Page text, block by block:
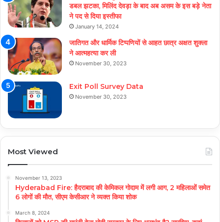
डबल झटका, मिलिंद देवड़ा के बाद अब असम के इस बड़े नेता
ने पद से दिया इस्तीफा
January 14, 2024
जातिगत और धार्मिक टिप्पणियों से आहत छात्र अक्षत शुक्ला
ने आत्महत्या कर ली
November 30, 2023
Exit Poll Survey Data
November 30, 2023
Most Viewed
November 13, 2023
Hyderabad Fire: हैदराबाद की केमिकल गोदाम में लगी आग, 2 महिलाओं समेत
6 लोगों की मौत, सीएम केसीआर ने व्यक्त किया शोक
March 8, 2024